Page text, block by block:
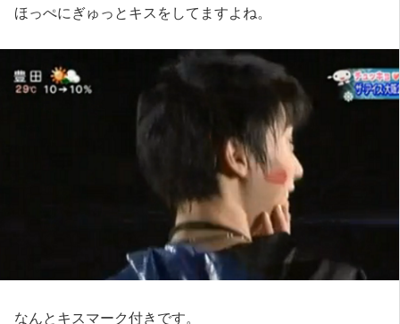
ほっぺにぎゅっとキスをしてますよね。
なんとキスマーク付きです。